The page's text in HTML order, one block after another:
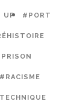
UP #PORT
#RACISME